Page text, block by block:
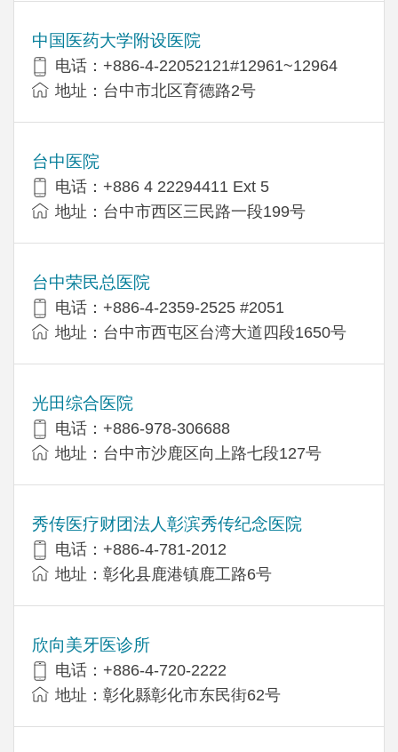
中国医药大学附设医院
电话：+886-4-22052121#12961~12964
地址：台中市北区育德路2号
台中医院
电话：+886 4 22294411 Ext 5
地址：台中市西区三民路一段199号
台中荣民总医院
电话：+886-4-2359-2525 #2051
地址：台中市西屯区台湾大道四段1650号
光田综合医院
电话：+886-978-306688
地址：台中市沙鹿区向上路七段127号
秀传医疗财团法人彰滨秀传纪念医院
电话：+886-4-781-2012
地址：彰化县鹿港镇鹿工路6号
欣向美牙医诊所
电话：+886-4-720-2222
地址：彰化縣彰化市东民街62号